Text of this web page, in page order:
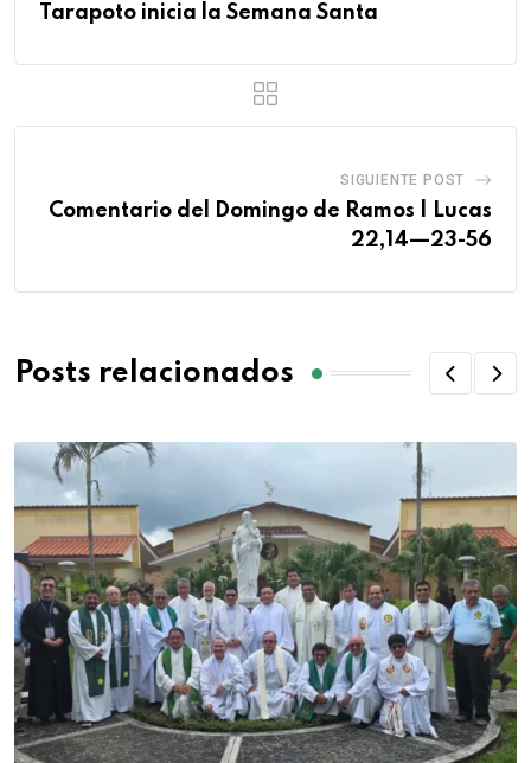
Tarapoto inicia la Semana Santa
SIGUIENTE POST
Comentario del Domingo de Ramos | Lucas
22,14—23-56
Posts relacionados